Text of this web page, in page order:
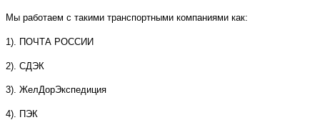
Мы работаем с такими транспортными компаниями как:
1). ПОЧТА РОССИИ
2). СДЭК
3). ЖелДорЭкспедиция
4). ПЭК